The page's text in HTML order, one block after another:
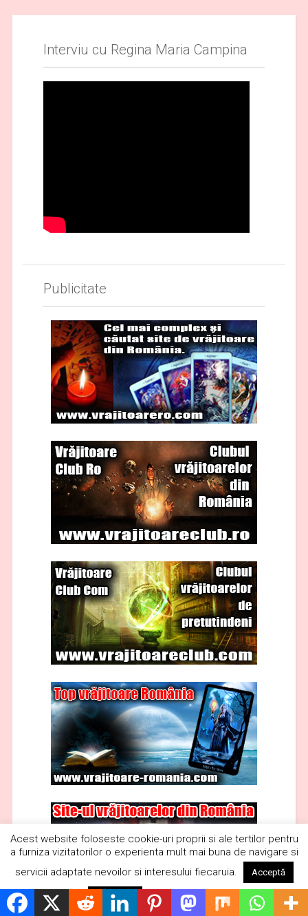
Interviu cu Regina Maria Campina
Publicitate
Acest website foloseste cookie-uri proprii si ale tertilor pentru
a furniza vizitatorilor o experienta mult mai buna de navigare si
servicii adaptate nevoilor si interesului fiecaruia.
Acceptă
Respinge Citește mai mult